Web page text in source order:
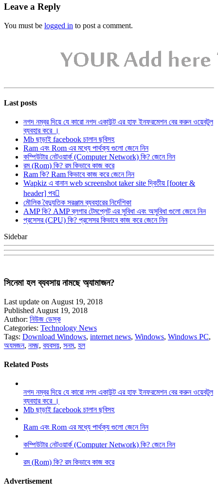
Leave a Reply
You must be logged in to post a comment.
Last posts
নগদ নম্বর দিয়ে যে কারো নগদ একাউন্ট এর হাফ ইনফরমেশন বের করুন ওয়েবটুল
ব্যবহার করে ।
Mb ছাড়াই facebook চালান ছবিসহ
Ram এবং Rom এর মধ্যে পার্থক্য গুলো জেনে নিন
কম্পিউটার নেটওয়ার্ক (Computer Network) কি? জেনে নিন
রম (Rom) কি? রম কিভাবে কাজ করে
Ram কি? Ram কিভাবে কাজ করে জেনে নিন
Wapkiz এ বানান web screenshot taker site দ্বিতীয় [footer &
header] পব
মৌলিক বৈদ্যুতিক সরঞ্জাম ব্যবহারের নির্দেশিকা
AMP কি? AMP ব্লগার টেমপ্লেট এর সুবিধা এবং অসুবিধা গুলো জেনে নিন
প্রসেসর (CPU) কি? প্রসেসর কিভাবে কাজ করে জেনে নিন
Sidebar
সিনেমা হল ব্যবসায় নামছে অ্যামাজন?
Last update on August 19, 2018
Published August 19, 2018
Author: নিউজ ডেস্ক
Categories: Technology News
Tags: Download Windows, internet news, Windows, Windows PC,
অযমজন, নমছ, বযবসয়, সনম, হল
Related Posts
নগদ নম্বর দিয়ে যে কারো নগদ একাউন্ট এর হাফ ইনফরমেশন বের করুন ওয়েবটুল
ব্যবহার করে ।
Mb ছাড়াই facebook চালান ছবিসহ
Ram এবং Rom এর মধ্যে পার্থক্য গুলো জেনে নিন
কম্পিউটার নেটওয়ার্ক (Computer Network) কি? জেনে নিন
রম (Rom) কি? রম কিভাবে কাজ করে
Advertisement